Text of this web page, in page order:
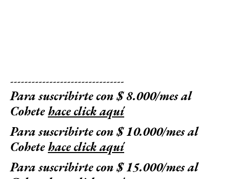
--------------------------------
Para suscribirte con $ 8.000/mes al
Cohetehace click aquí
Para suscribirte con $ 10.000/mes al
Cohetehace click aquí
Para suscribirte con $ 15.000/mes al